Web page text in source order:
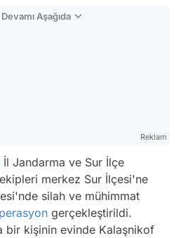
Aşağıda
Reklam
İl Jandarma ve Sur İlçe
merkez Sur İlçesi'ne
silah ve mühimmat
gerçekleştirildi.
bir kişinin evinde Kalaşnikof